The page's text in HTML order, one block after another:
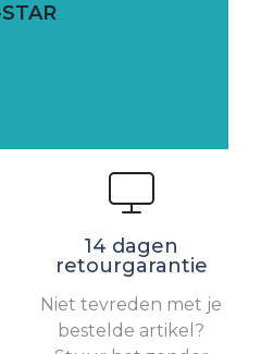
14 dagen
retourgarantie
Niet tevreden met je
bestelde artikel?